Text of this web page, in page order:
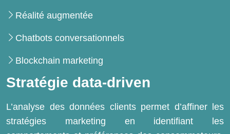
Réalité augmentée
Chatbots conversationnels
Blockchain marketing
Stratégie data-driven
L’analyse des données clients permet d’affiner les
stratégies marketing en identifiant les